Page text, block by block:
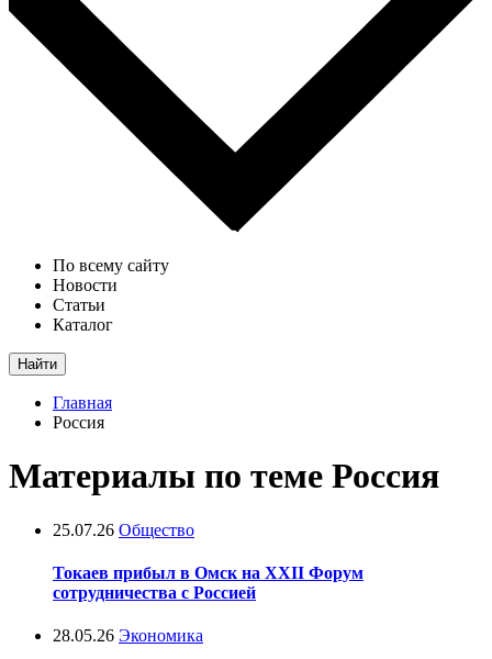
По всему сайту
Новости
Статьи
Каталог
Найти
Главная
Россия
Материалы по теме Россия
25.07.26 Общество
Токаев прибыл в Омск на XXII Форум
сотрудничества с Россией
28.05.26 Экономика